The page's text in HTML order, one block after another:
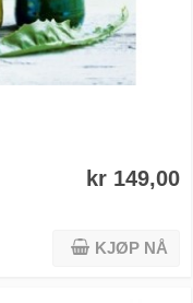
kr 149,00
KJØP NÅ